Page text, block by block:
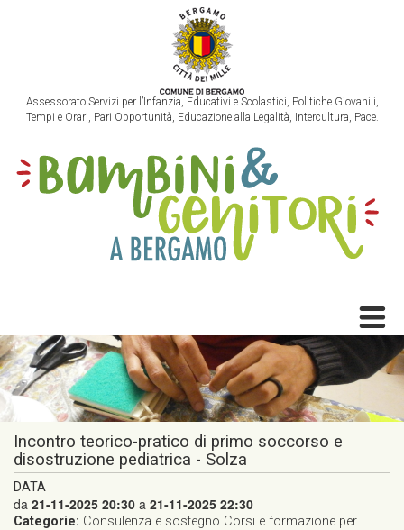
Assessorato Servizi per l’Infanzia, Educativi e Scolastici, Politiche Giovanili,
Tempi e Orari, Pari Opportunità, Educazione alla Legalità, Intercultura, Pace.
Incontro teorico-pratico di primo soccorso e
disostruzione pediatrica - Solza
DATA
da 21-11-2025 20:30 a 21-11-2025 22:30
Categorie: Consulenza e sostegno Corsi e formazione per